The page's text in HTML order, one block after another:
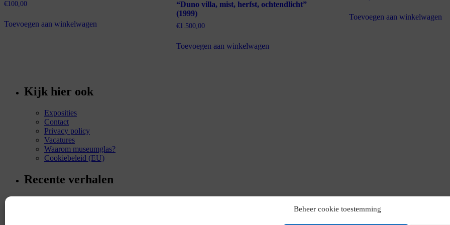
Beheer cookie toestemming
€100,00
Toevoegen aan winkelwagen
“Duno villa, mist, herfst, ochtendlicht”
(1999)
€1.500,00
Toevoegen aan winkelwagen
Toevoegen aan winkelwagen
Kijk hier ook
Exposities
Contact
Privacy policy
Vacatures
Waarom museumglas?
Cookiebeleid (EU)
Recente verhalen